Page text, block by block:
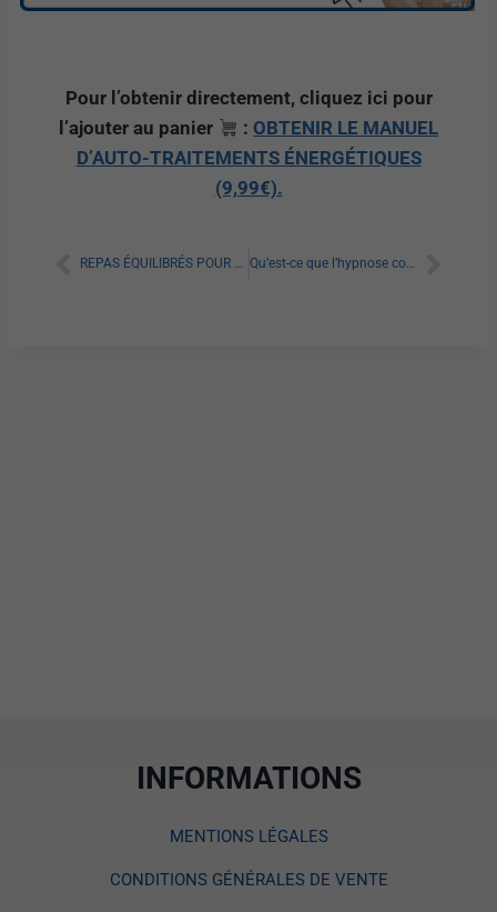
Pour l’obtenir directement, cliquez ici pour
l’ajouter au panier
: OBTENIR LE MANUEL
D’AUTO-TRAITEMENTS ÉNERGÉTIQUES
(9,99€).
REPAS ÉQUILIBRÉS POUR MAIGRIR : TOUT SAVOIR Qu’est-ce que l’hypnose conversationnelle ?
INFORMATIONS
MENTIONS LÉGALES
CONDITIONS GÉNÉRALES DE VENTE